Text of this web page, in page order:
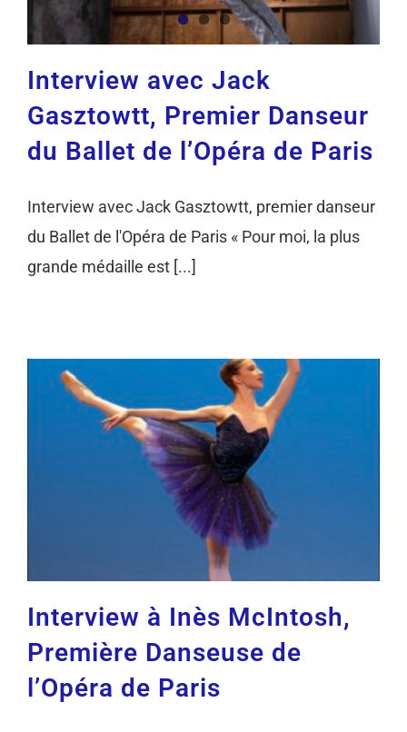
Interview avec Jack
Gasztowtt, Premier Danseur
du Ballet de l’Opéra de Paris
Interview avec Jack Gasztowtt, premier danseur
du Ballet de l'Opéra de Paris « Pour moi, la plus
grande médaille est [...]
Interview à Inès McIntosh,
Première Danseuse de
l’Opéra de Paris